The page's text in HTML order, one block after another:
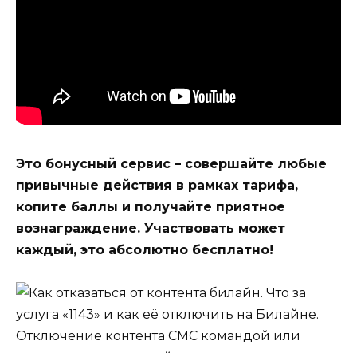
Это бонусный сервис – совершайте любые
привычные действия в рамках тарифа,
копите баллы и получайте приятное
вознаграждение. Участвовать может
каждый, это абсолютно бесплатно!